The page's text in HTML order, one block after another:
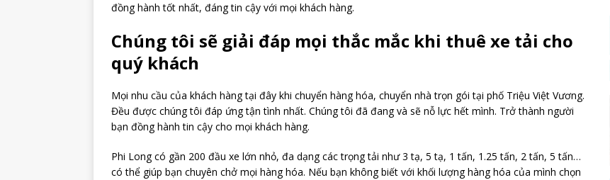
đồng hành tốt nhất, đáng tin cậy với mọi khách hàng.
Chúng tôi sẽ giải đáp mọi thắc mắc khi thuê xe tải cho
quý khách
Mọi nhu cầu của khách hàng tại đây khi chuyển hàng hóa, chuyển nhà trọn gói tại phố Triệu Việt Vương.
Đều được chúng tôi đáp ứng tận tình nhất. Chúng tôi đã đang và sẽ nỗ lực hết mình. Trở thành người
bạn đồng hành tin cậy cho mọi khách hàng.
Phi Long có gần 200 đầu xe lớn nhỏ, đa dạng các trọng tải như 3 tạ, 5 tạ, 1 tấn, 1.25 tấn, 2 tấn, 5 tấn…
có thể giúp bạn chuyên chở mọi hàng hóa. Nếu bạn không biết với khối lượng hàng hóa của mình chọn